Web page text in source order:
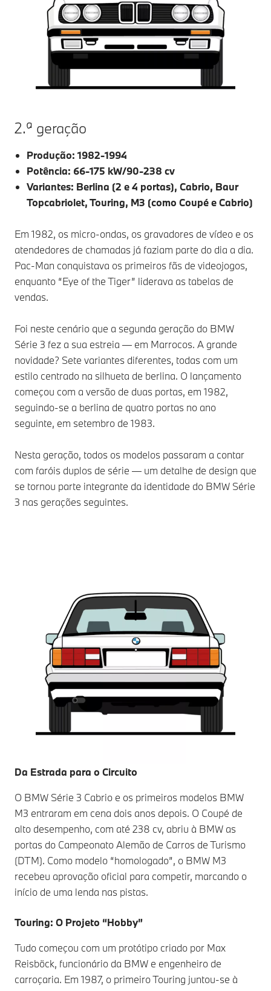
2.ª geração
Produção: 1982-1994
Potência: 66-175 kW/90-238 cv
Variantes: Berlina (2 e 4 portas), Cabrio, Baur
Topcabriolet, Touring, M3 (como Coupé e Cabrio)
Em 1982, os micro-ondas, os gravadores de vídeo e os
atendedores de chamadas já faziam parte do dia a dia.
Pac-Man conquistava os primeiros fãs de videojogos,
enquanto “Eye of the Tiger” liderava as tabelas de
vendas.
Foi neste cenário que a segunda geração do BMW
Série 3 fez a sua estreia — em Marrocos. A grande
novidade? Sete variantes diferentes, todas com um
estilo centrado na silhueta de berlina. O lançamento
começou com a versão de duas portas, em 1982,
seguindo-se a berlina de quatro portas no ano
seguinte, em setembro de 1983.
Nesta geração, todos os modelos passaram a contar
com faróis duplos de série — um detalhe de design que
se tornou parte integrante da identidade do BMW Série
3 nas gerações seguintes.
Da Estrada para o Circuito
O BMW Série 3 Cabrio e os primeiros modelos BMW
M3 entraram em cena dois anos depois. O Coupé de
alto desempenho, com até 238 cv, abriu à BMW as
portas do Campeonato Alemão de Carros de Turismo
(DTM). Como modelo “homologado”, o BMW M3
recebeu aprovação oficial para competir, marcando o
início de uma lenda nas pistas.
Touring: O Projeto “Hobby”
Tudo começou com um protótipo criado por Max
Reisböck, funcionário da BMW e engenheiro de
carroçaria. Em 1987, o primeiro Touring juntou-se à